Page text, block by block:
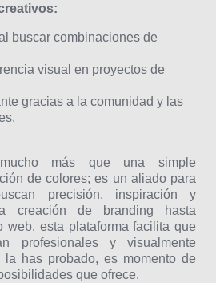
buscar combinaciones de
visual en proyectos de
gracias a la comunidad y las
más que una simple
de colores; es un aliado para
precisión, inspiración y
creación de branding hasta
web, esta plataforma facilita que
profesionales y visualmente
has probado, es momento de
que ofrece.